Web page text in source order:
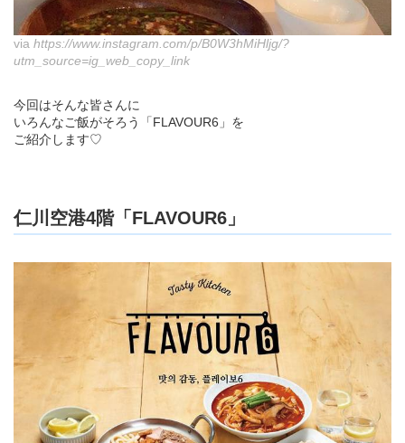
via https://www.instagram.com/p/B0W3hMiHljg/?
utm_source=ig_web_copy_link
今回はそんな皆さんに
いろんなご飯がそろう「FLAVOUR6」を
ご紹介します♡
仁川空港4階「FLAVOUR6」